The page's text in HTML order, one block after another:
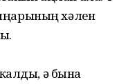
хәлен
ә бына